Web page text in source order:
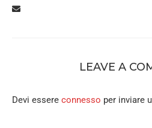
LEAVE A
Devi essere connesso per inviare